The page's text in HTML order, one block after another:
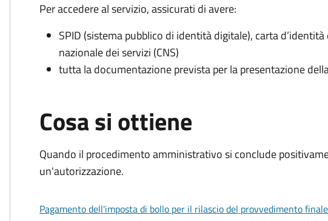
Per accedere al servizio, assicurati di avere:
SPID (sistema pubblico di identità digitale), carta
nazionale dei servizi (CNS)
tutta la documentazione prevista per la presentazione
Cosa si ottiene
Quando il procedimento amministrativo si conclude
un'autorizzazione.
Pagamento dell'imposta di bollo per il rilascio del provvedimento finale